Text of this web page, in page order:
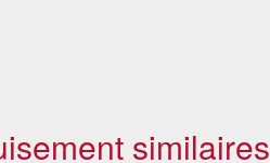
similaires